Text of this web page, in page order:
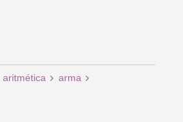
aritmética arma